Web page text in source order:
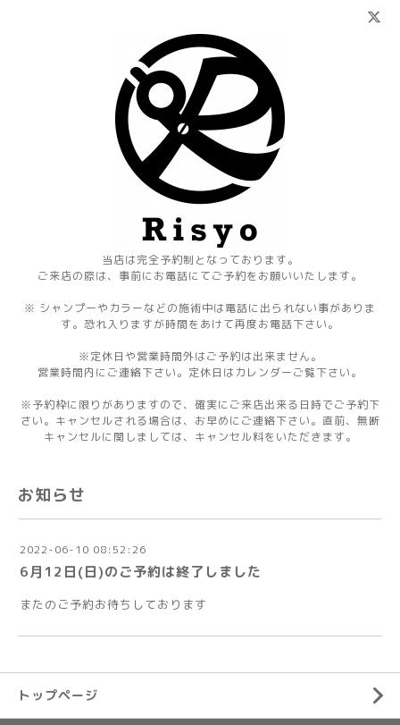
当店は完全予約制となっております。
ご来店の際は、事前にお電話にてご予約をお願いいたします。
※ シャンプーやカラーなどの施術中は電話に出られない事がありま
す。恐れ入りますが時間をあけて再度お電話下さい。
※定休日や営業時間外はご予約は出来ません。
営業時間内にご連絡下さい。定休日はカレンダーご覧下さい。
※予約枠に限りがありますので、確実にご来店出来る日時でご予約下
さい。キャンセルされる場合は、お早めにご連絡下さい。直前、無断
キャンセルに関しましては、キャンセル料をいただきます。
お知らせ
2022-06-10 08:52:26
6月12日(日)のご予約は終了しました
またのご予約お待ちしております
トップページ